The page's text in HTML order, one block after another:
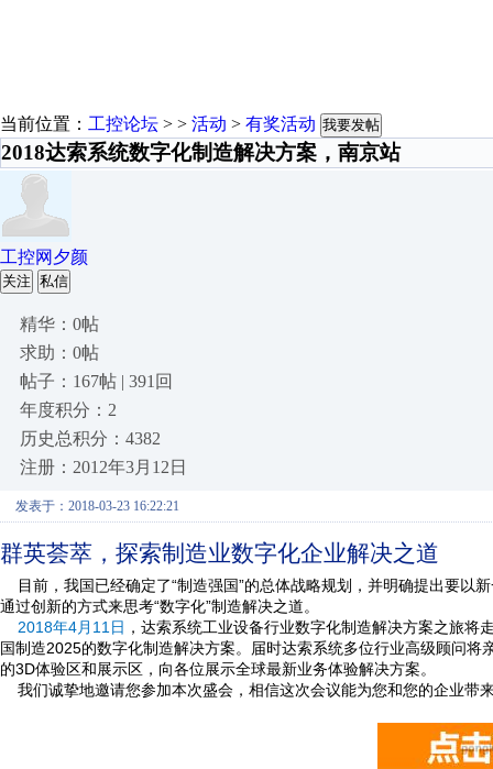
当前位置： 工控论坛 > > 活动 > 有奖活动 我要发帖
2018达索系统数字化制造解决方案，南京站
工控网夕颜
关注 私信
精华：0帖
求助：0帖
帖子：167帖 | 391回
年度积分：2
历史总积分：4382
注册：2012年3月12日
发表于：2018-03-23 16:22:21
群英荟萃，探索制造业数字化企业解决之道
目前，我国已经确定了“制造强国”的总体战略规划，并明确提出要以
通过创新的方式来思考“数字化”制造解决之道。
2018年4月 11 日 ，达索系统工业设备行业数字化制造解决方案之旅将
国制造2025的数字化制造解决方案。届时达索系统多位行业高级顾问
的3D体验区和展示区，向各位展示全球最新业务体验解决方案。
我们诚挚地邀请您参加本次盛会，相信这次会议能为您和您的企业带